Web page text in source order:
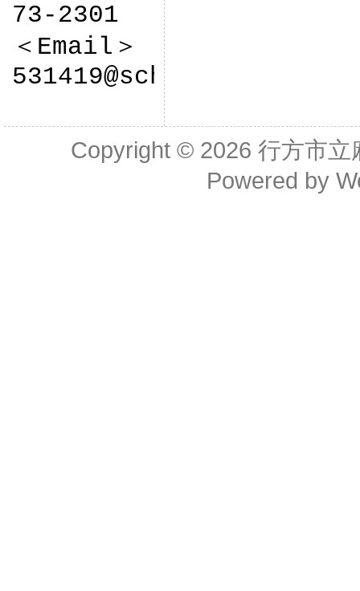
73-2301
＜Email＞
531419@sch.ibk.ed.jp
Copyright © 2026行方市立
Powered by